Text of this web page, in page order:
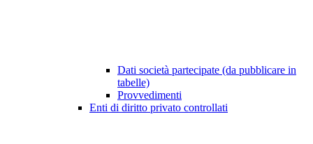
Dati società partecipate (da pubblicare in
tabelle)
Provvedimenti
Enti di diritto privato controllati